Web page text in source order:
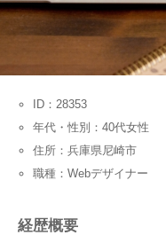
ID：28353
年代・性別：40代女性
住所：兵庫県尼崎市
職種：Webデザイナー
経歴概要